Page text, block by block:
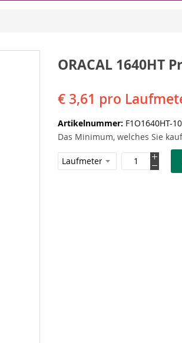
ORACAL 1640HT
€ 3,61 pro
Artikelnummer F1O1640HT-
Das Minimum, welches Sie